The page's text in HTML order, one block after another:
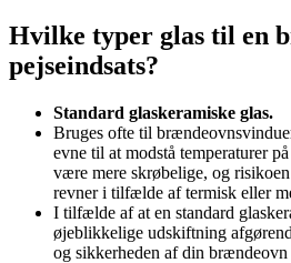
Hvilke typer glas til en
pejseindsats?
Standard glaskeramiske glas.
Bruges ofte til
evne til at modstå temperaturer
være mere skrøbelige, og
revner i tilfælde af termisk eller
I tilfælde af at en standard
øjeblikkelige udskiftning
og sikkerheden af din brændeovn